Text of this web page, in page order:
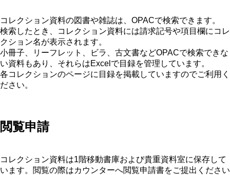
コレクション資料の図書や雑誌は、OPACで検索できます。
検索したとき、コレクション資料には請求記号や項目欄にコレ
クション名が表示されます。
小冊子、リーフレット、ビラ、古文書などOPACで検索できな
い資料もあり、それらはExcelで目録を管理しています。
各コレクションのページに目録を掲載していますのでご利用く
ださい。
閲覧申請
コレクション資料は1階移動書庫および貴重資料室に保存して
います。閲覧の際はカウンターへ閲覧申請書をご提出ください